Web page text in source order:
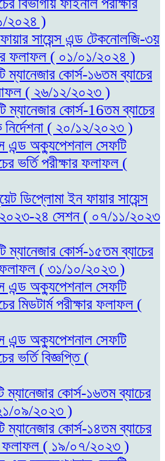
বিভাগীয় ফাইনাল পরীক্ষার
২০২৪ )
সায়েন্স এন্ড টেকনোলজি-৩য়
ফলাফল ( ০১/০১/২০২৪ )
ম্যানেজার কোর্স-১৬তম ব্যাচের
( ২৬/১২/২০২৩ )
ম্যানেজার কোর্স-16তম ব্যাচের
নির্দেশনা ( ২০/১২/২০২৩ )
এন্ড অক্যুপেশনাল সেফটি
ভর্তি পরীক্ষার ফলাফল (
ডিপ্লোমা ইন ফায়ার সায়েন্স
২০২৩-২৪ সেশন ( ০৭/১১/২০২৩
ম্যানেজার কোর্স-১৫তম ব্যাচের
ফলাফল ( ৩১/১০/২০২৩ )
এন্ড অক্যুপেশনাল সেফটি
মিডটার্ম পরীক্ষার ফলাফল (
এন্ড অক্যুপেশনাল সেফটি
ভর্তি বিজ্ঞপ্তি (
ম্যানেজার কোর্স-১৬তম ব্যাচের
২১/০৯/২০২৩ )
ম্যানেজার কোর্স-১৪তম ব্যাচের
ফলাফল ( ১৯/০৭/২০২৩ )